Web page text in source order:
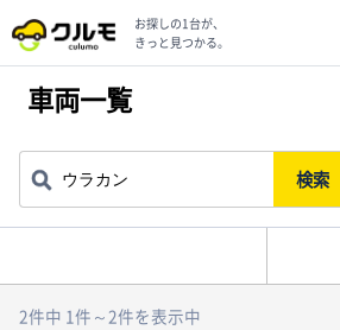
お探しの1台が、
きっと見つかる。
車両一覧
検索
2件中 1件～2件を表示中